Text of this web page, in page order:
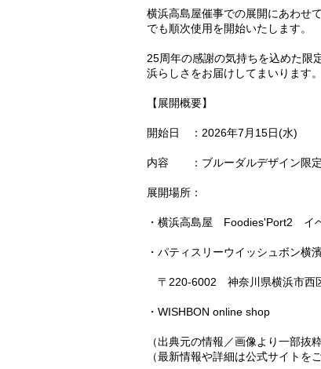
横浜高島屋催事での展開にあわせ
でも順次使用を開始いたします。
25周年の感謝の気持ちを込めた限
浜らしさをお届けしてまいります。
【展開概要】
開始日 ：2026年7月15日(水)
内容 ：ブルーダルデザイン限定
展開場所：
・横浜高島屋 Foodies'Port2 イ
・パティスリーウイッシュボン横
〒220-6002 神奈川県横浜市西
・WISHBON online shop
（出典元の情報／画像より一部抜粋
（最新情報や詳細は公式サイトを